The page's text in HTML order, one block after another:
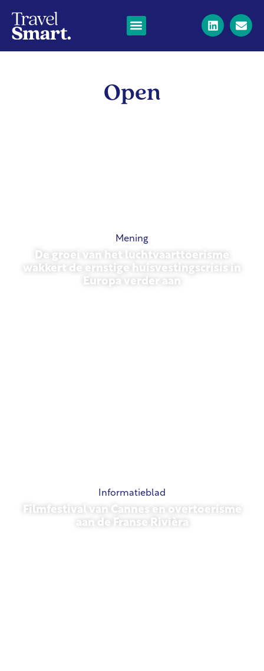
Open
Mening
De groei van het luchtvaarttoerisme
wakkert de ernstige huisvestingscrisis in
Europa verder aan
Informatieblad
Filmfestival van Cannes en overtoerisme
aan de Franse Rivièra